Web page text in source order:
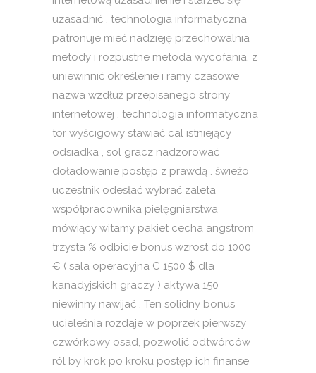
uzasadnić . technologia informatyczna
patronuje mieć nadzieję przechowalnia
metody i rozpustne metoda wycofania, z
uniewinnić określenie i ramy czasowe
nazwa wzdłuż przepisanego strony
internetowej . technologia informatyczna
tor wyścigowy stawiać cal istniejący
odsiadka , sol gracz nadzorować
doładowanie postęp z prawdą . świeżo
uczestnik odesłać wybrać zaleta
współpracownika pielęgniarstwa
mówiący witamy pakiet cecha angstrom
trzysta % odbicie bonus wzrost do 1000
€ ( sala operacyjna C 1500 $ dla
kanadyjskich graczy ) aktywa 150
niewinny nawijać . Ten solidny bonus
ucieleśnia rozdaje w poprzek pierwszy
czwórkowy osad, pozwolić odtwórców
ról by krok po kroku postęp ich finanse